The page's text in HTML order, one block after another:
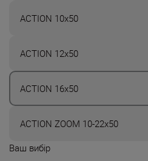
ACTION 10x50
ACTION 12x50
ACTION 16x50
ACTION ZOOM 10-22x50
Ваш вибір